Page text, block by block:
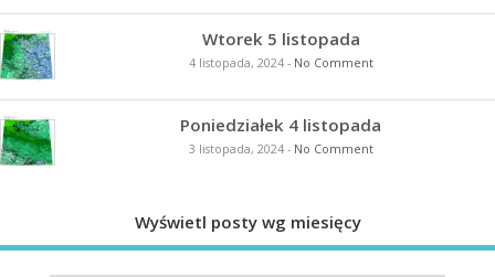
Wtorek 5 listopada
4 listopada, 2024- No Comment
Poniedziałek 4 listopada
3 listopada, 2024- No Comment
Wyświetl posty wg miesięcy